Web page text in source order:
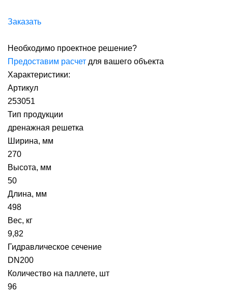
Заказать
Необходимо проектное решение?
Предоставим расчет для вашего объекта
Характеристики:
Артикул
253051
Тип продукции
дренажная решетка
Ширина, мм
270
Высота, мм
50
Длина, мм
498
Вес, кг
9,82
Гидравлическое сечение
DN200
Количество на паллете, шт
96